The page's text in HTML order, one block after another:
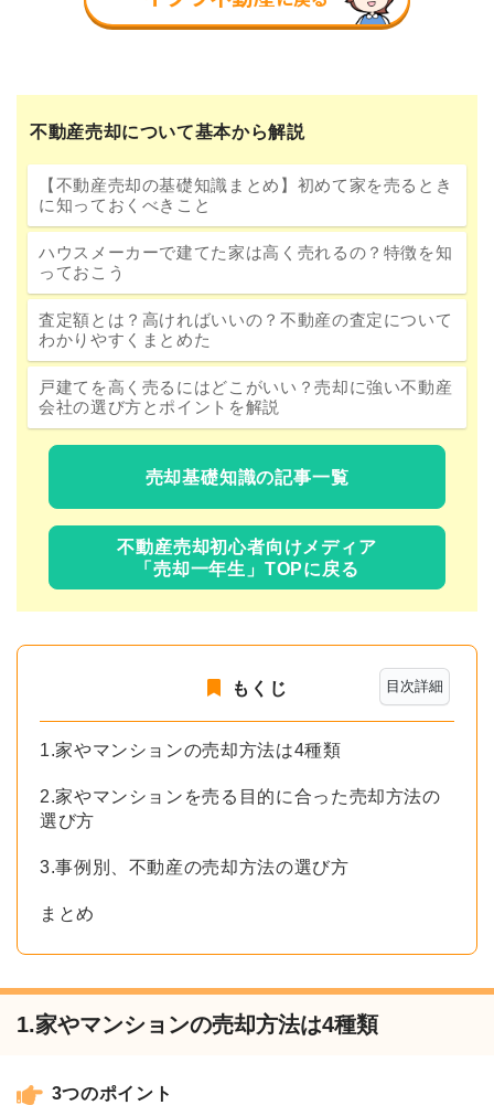
不動産売却について基本から解説
【不動産売却の基礎知識まとめ】初めて家を売るとき
に知っておくべきこと
ハウスメーカーで建てた家は高く売れるの？特徴を知
っておこう
査定額とは？高ければいいの？不動産の査定について
わかりやすくまとめた
戸建てを高く売るにはどこがいい？売却に強い不動産
会社の選び方とポイントを解説
売却基礎知識の記事一覧
不動産売却初心者向けメディア
「売却一年生」TOPに戻る
目次詳細
もくじ
1.家やマンションの売却方法は4種類
2.家やマンションを売る目的に合った売却方法の
選び方
3.事例別、不動産の売却方法の選び方
まとめ
1.家やマンションの売却方法は4種類
3つのポイント